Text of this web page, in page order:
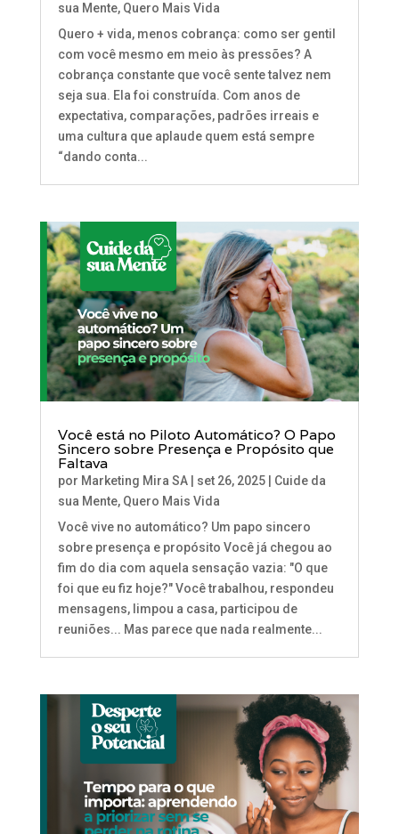
sua Mente, Quero Mais Vida
Quero + vida, menos cobrança: como ser gentil
com você mesmo em meio às pressões? A
cobrança constante que você sente talvez nem
seja sua. Ela foi construída. Com anos de
expectativa, comparações, padrões irreais e
uma cultura que aplaude quem está sempre
“dando conta...
Você está no Piloto Automático? O Papo
Sincero sobre Presença e Propósito que
Faltava
por Marketing Mira SA| set 26, 2025| Cuide da
sua Mente, Quero Mais Vida
Você vive no automático? Um papo sincero
sobre presença e propósito Você já chegou ao
fim do dia com aquela sensação vazia: "O que
foi que eu fiz hoje?" Você trabalhou, respondeu
mensagens, limpou a casa, participou de
reuniões... Mas parece que nada realmente...